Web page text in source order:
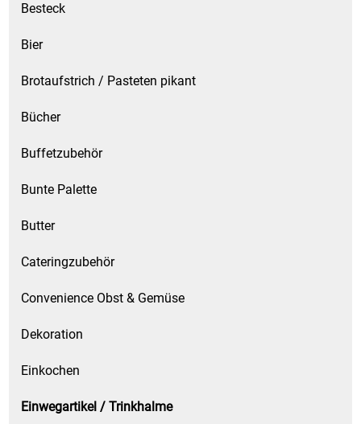
Service
Sirupe
Speck / Rohschinken
Spezialreiniger
Textilien
Besteck
Bier
Brotaufstrich / Pasteten pikant
Bücher
Buffetzubehör
Bunte Palette
Butter
Cateringzubehör
Convenience Obst & Gemüse
Dekoration
Einkochen
Einwegartikel / Trinkhalme